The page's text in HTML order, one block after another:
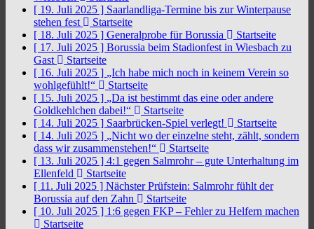
[ 19. Juli 2025 ] Saarlandliga-Termine bis zur Winterpause
stehen fest
Startseite
[ 18. Juli 2025 ] Generalprobe für Borussia
Startseite
[ 17. Juli 2025 ] Borussia beim Stadionfest in Wiesbach zu
Gast
Startseite
[ 16. Juli 2025 ] „Ich habe mich noch in keinem Verein so
wohlgefühlt!“
Startseite
[ 15. Juli 2025 ] „Da ist bestimmt das eine oder andere
Goldkehlchen dabei!“
Startseite
[ 14. Juli 2025 ] Saarbrücken-Spiel verlegt!
Startseite
[ 14. Juli 2025 ] „Nicht wo der einzelne steht, zählt, sondern
dass wir zusammenstehen!“
Startseite
[ 13. Juli 2025 ] 4:1 gegen Salmrohr – gute Unterhaltung im
Ellenfeld
Startseite
[ 11. Juli 2025 ] Nächster Prüfstein: Salmrohr fühlt der
Borussia auf den Zahn
Startseite
[ 10. Juli 2025 ] 1:6 gegen FKP – Fehler zu Helfern machen
Startseite